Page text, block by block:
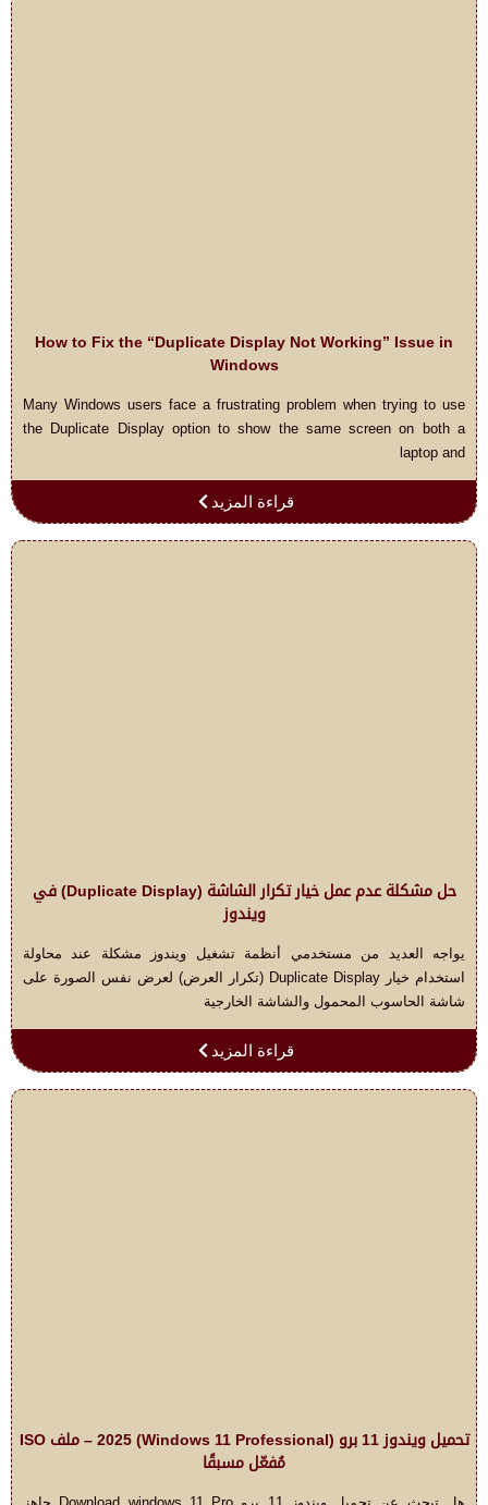
How to Fix the “Duplicate Display Not Working” Issue in
Windows
Many Windows users face a frustrating problem when trying to use
the Duplicate Display option to show the same screen on both a
laptop and
قراءة المزيد
حل مشكلة عدم عمل خيار تكرار الشاشة (Duplicate Display) في
ويندوز
يواجه العديد من مستخدمي أنظمة تشغيل ويندوز مشكلة عند محاولة
استخدام خيار Duplicate Display (تكرار العرض) لعرض نفس الصورة على
شاشة الحاسوب المحمول والشاشة الخارجية
قراءة المزيد
تحميل ويندوز 11 برو (Windows 11 Professional) 2025 – ملف ISO
مُفعّل مسبقًا